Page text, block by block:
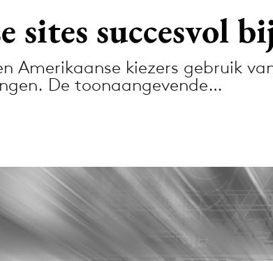
marketing
Programmatic
Purpose
Reputatie &
sites succesvol
Amerikaanse kiezers gebruik
De toonaangevende…